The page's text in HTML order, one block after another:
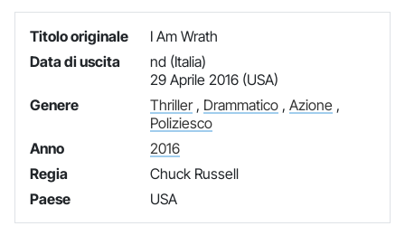
Titolo originale
I Am Wrath
Data di uscita
nd (Italia)
29 Aprile 2016 (USA)
Genere
Thriller, Drammatico, Azione,
Poliziesco
Anno
2016
Regia
Chuck Russell
Paese
USA